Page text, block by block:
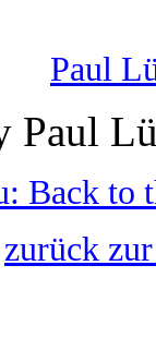
Paul
Back to
zurück